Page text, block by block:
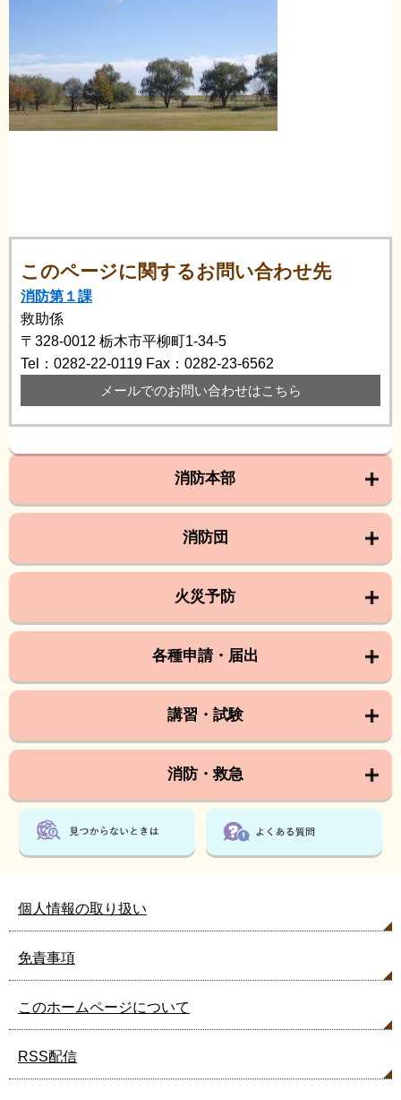
このページに関するお問い合わせ先
消防第１課
救助係
〒328-0012 栃木市平柳町1-34-5
Tel：0282-22-0119 Fax：0282-23-6562
メールでのお問い合わせはこちら
消防本部
消防団
火災予防
各種申請・届出
講習・試験
消防・救急
個人情報の取り扱い
免責事項
このホームページについて
RSS配信